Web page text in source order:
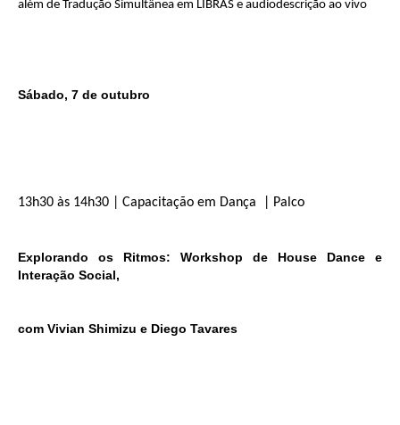
além de Tradução Simultânea em LIBRAS e audiodescrição ao vivo
Sábado, 7 de outubro
13h30 às 14h30 | Capacitação em Dança | Palco
Explorando os Ritmos: Workshop de House Dance e
Interação Social,
com Vivian Shimizu e Diego Tavares